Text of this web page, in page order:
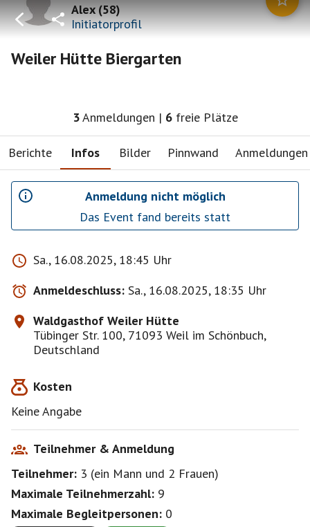
Alex(58)
Initiatorprofil
Weiler Hütte Biergarten
3Anmeldungen | 6 freie Plätze
Berichte Infos Bilder Pinnwand Anmeldungen
Anmeldung nicht möglich
Das Event fand bereits statt
Sa., 16.08.2025, 18:45 Uhr
Anmeldeschluss: Sa., 16.08.2025, 18:35 Uhr
Waldgasthof Weiler Hütte
Tübinger Str. 100, 71093 Weil im Schönbuch,
Deutschland
Kosten
Keine Angabe
Teilnehmer & Anmeldung
Teilnehmer: 3 (ein Mann und 2 Frauen)
Maximale Teilnehmerzahl: 9
Maximale Begleitpersonen: 0